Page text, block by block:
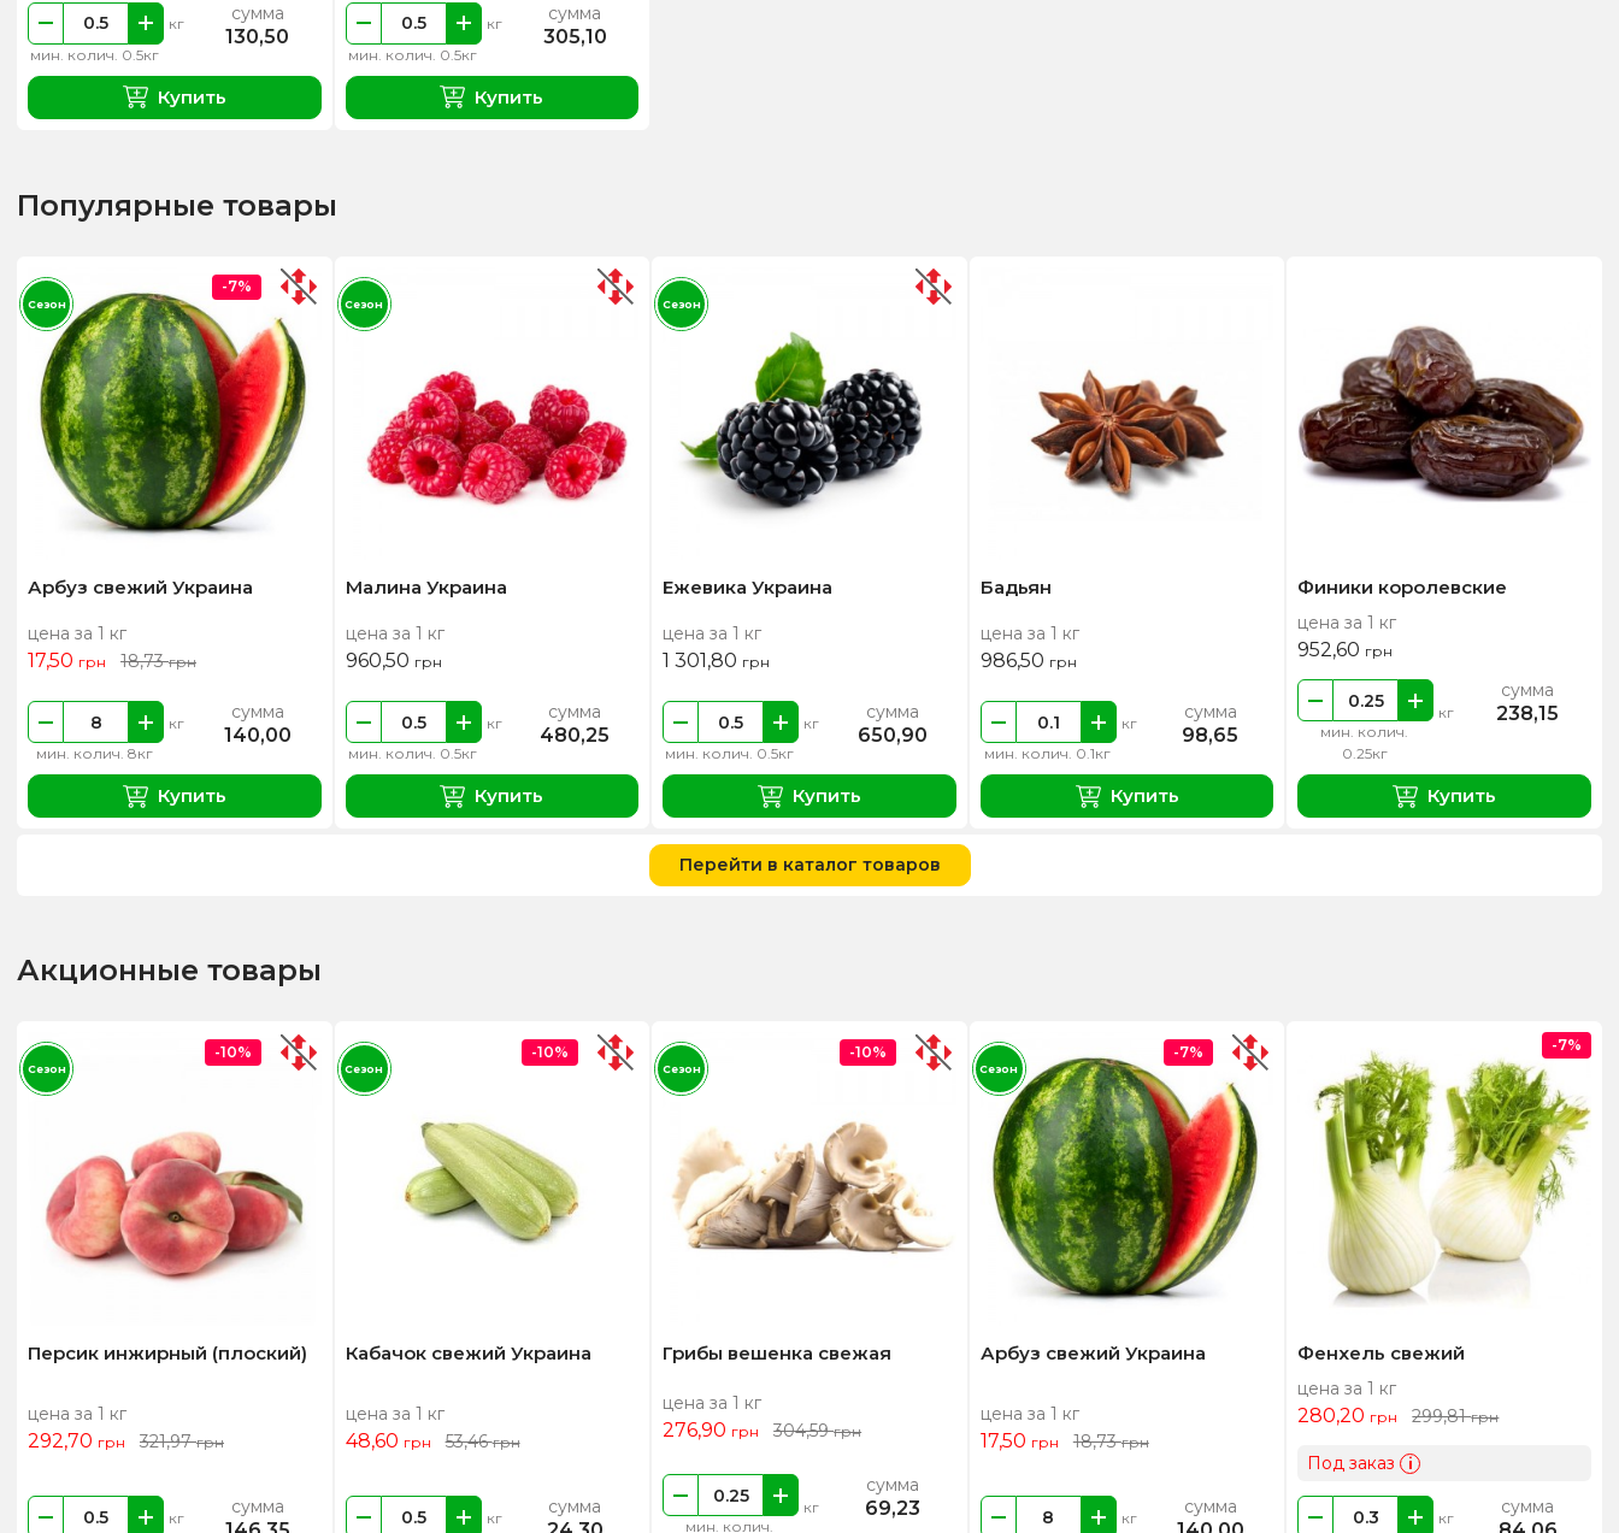
мин. колич. 0.5кг
кг сумма
130,50
Купить
мин. колич. 0.5кг
кг сумма
305,10
Купить
Популярные товары
Арбуз свежий Украина
цена за 1 кг
17,50 грн 18,73грн
мин. колич. 8кг
кг сумма
140,00
Купить
-7%
Сезон
Малина Украина
цена за 1 кг
960,50 грн
мин. колич. 0.5кг
кг сумма
480,25
Купить
Сезон
Ежевика Украина
цена за 1 кг
1 301,80 грн
мин. колич. 0.5кг
кг сумма
650,90
Купить
Сезон
Бадьян
цена за 1 кг
986,50 грн
мин. колич. 0.1кг
кг сумма
98,65
Купить
Финики королевские
цена за 1 кг
952,60 грн
мин. колич.
0.25кг
кг
сумма
238,15
Купить
Перейти в каталог товаров
Акционные товары
Персик инжирный (плоский)
цена за 1 кг
292,70 грн 321,97грн
кг сумма
-10%
Сезон
Кабачок свежий Украина
цена за 1 кг
48,60 грн 53,46грн
кг сумма
-10%
Сезон
Грибы вешенка свежая
цена за 1 кг
276,90 грн 304,59грн
мин. колич.
кг
сумма
69,23
-10%
Сезон
Арбуз свежий Украина
цена за 1 кг
17,50 грн 18,73грн
кг сумма
-7%
Сезон
Фенхель свежий
цена за 1 кг
280,20 грн 299,81грн
Под заказ i
кг сумма
-7%